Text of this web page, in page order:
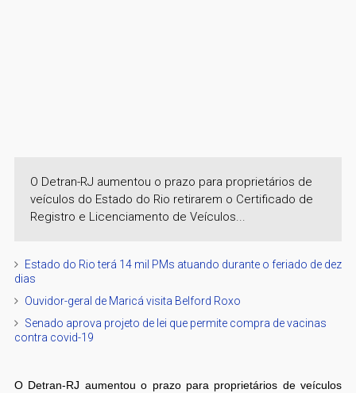
O Detran-RJ aumentou o prazo para proprietários de
veículos do Estado do Rio retirarem o Certificado de
Registro e Licenciamento de Veículos...
Estado do Rio terá 14 mil PMs atuando durante o feriado de dez
dias
Ouvidor-geral de Maricá visita Belford Roxo
Senado aprova projeto de lei que permite compra de vacinas
contra covid-19
O Detran-RJ aumentou o prazo para proprietários de veículos